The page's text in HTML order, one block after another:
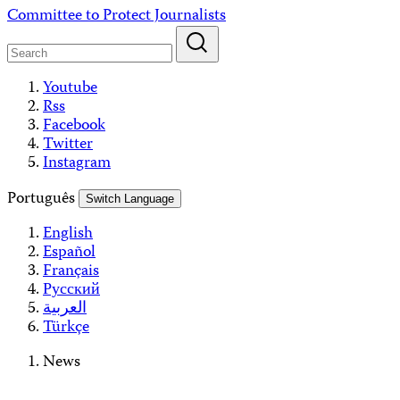
Skip
content
Committee to Protect Journalists
Youtube
Rss
Facebook
Twitter
Instagram
Português
Switch Language
English
Español
Français
Русский
العربية
Türkçe
News